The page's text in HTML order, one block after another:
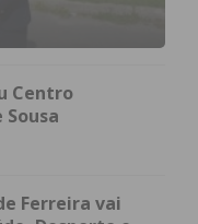
Centro
Ferreira vai